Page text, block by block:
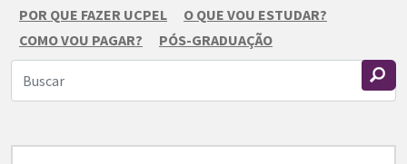
POR QUE FAZER UCPEL
O QUE VOU ESTUDAR?
COMO VOU PAGAR?
PÓS-GRADUAÇÃO